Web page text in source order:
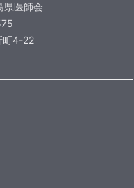
県医師会
町4-22